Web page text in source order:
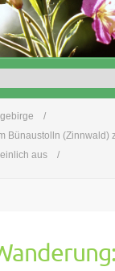
Bünaustolln (Zinnwald)
aus